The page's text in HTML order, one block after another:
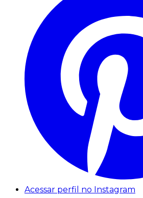
Acessar perfil no Instagram